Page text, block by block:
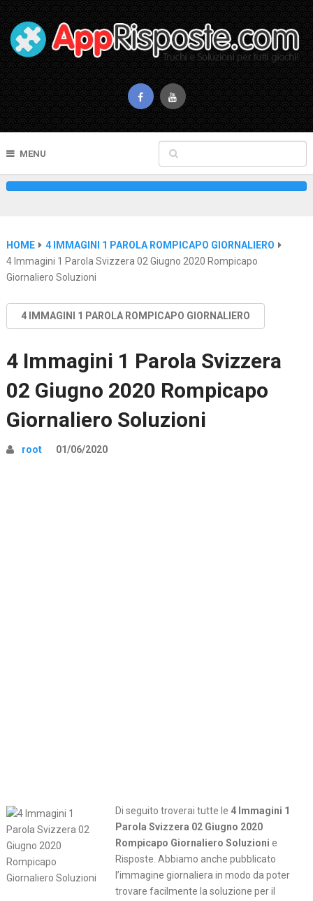
MENU
HOME
4 IMMAGINI 1 PAROLA ROMPICAPO GIORNALIERO
4 Immagini 1 Parola Svizzera 02 Giugno 2020 Rompicapo
Giornaliero Soluzioni
4 IMMAGINI 1 PAROLA ROMPICAPO GIORNALIERO
4 Immagini 1 Parola Svizzera
02 Giugno 2020 Rompicapo
Giornaliero Soluzioni
root 01/06/2020
Di seguito troverai tutte le 4 Immagini 1
Parola Svizzera 02 Giugno 2020
Rompicapo Giornaliero Soluzioni e
Risposte. Abbiamo anche pubblicato
l’immagine giornaliera in modo da poter
trovare facilmente la soluzione per il